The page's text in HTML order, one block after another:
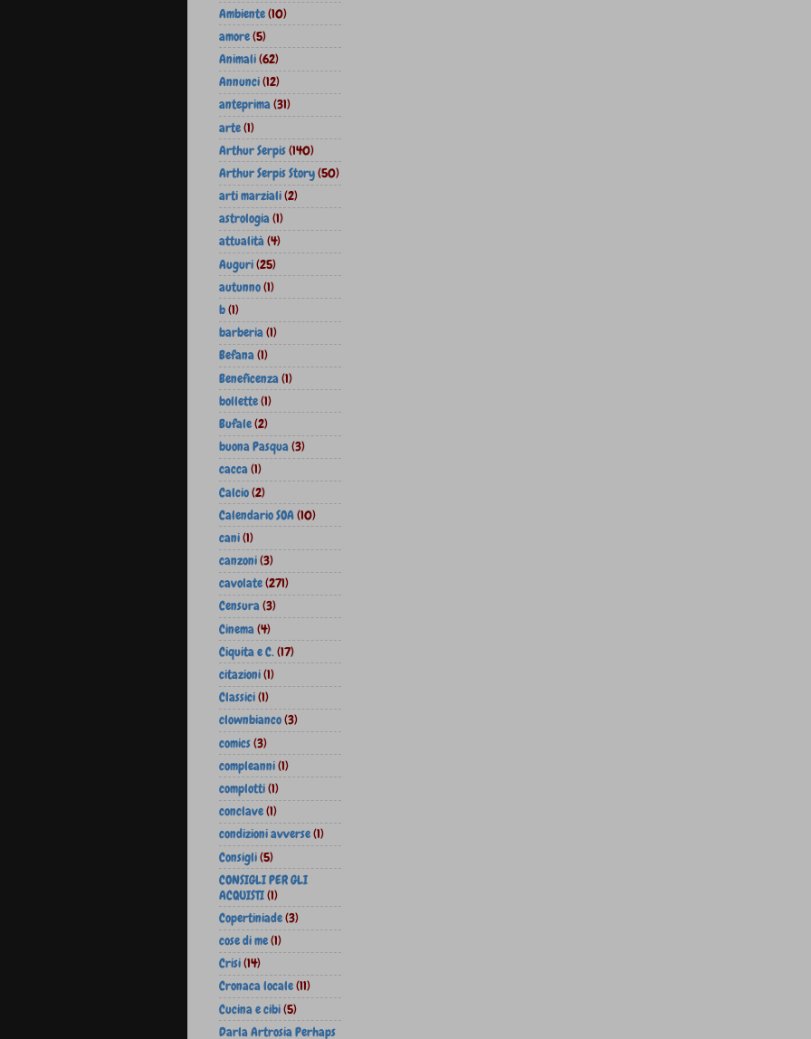
Ambiente(10)
amore(5)
Animali(62)
Annunci(12)
anteprima(31)
arte(1)
Arthur Serpis(140)
Arthur Serpis Story(50)
arti marziali(2)
astrologia(1)
attualità(4)
Auguri(25)
autunno(1)
b(1)
barberia(1)
Befana(1)
Beneficenza(1)
bollette(1)
Bufale(2)
buona Pasqua(3)
cacca(1)
Calcio(2)
Calendario SOA(10)
cani(1)
canzoni(3)
cavolate(271)
Censura(3)
Cinema(4)
Ciquita e C.(17)
citazioni(1)
Classici(1)
clownbianco(3)
comics(3)
compleanni(1)
complotti(1)
conclave(1)
condizioni avverse(1)
Consigli(5)
CONSIGLI PER GLI
ACQUISTI(1)
Copertiniade(3)
cose di me(1)
Crisi(14)
Cronaca locale(11)
Cucina e cibi(5)
Darla Artrosia Perhaps